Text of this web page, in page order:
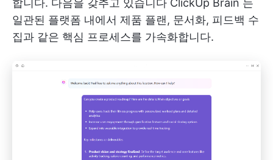
합니다. 다음을 갖추고 있습니다 ClickUp Brain 는
일관된 플랫폼 내에서 제품 플랜, 문서화, 피드백 수
집과 같은 핵심 프로세스를 가속화합니다.